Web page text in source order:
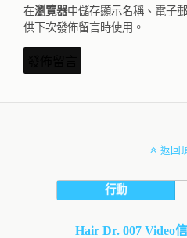
在瀏覽器中儲存顯示名稱、電子
供下次發佈留言時使用。
返回
行動
Hair Dr. 007 Video